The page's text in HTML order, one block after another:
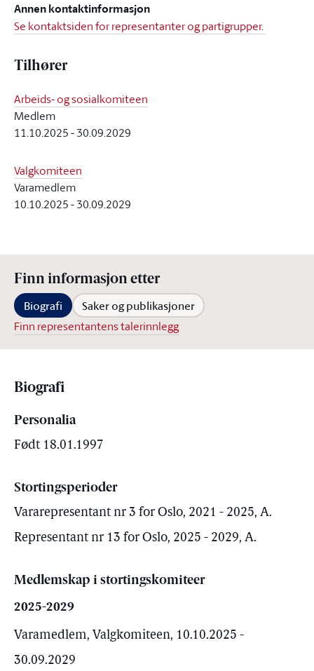
Annen kontaktinformasjon
Se kontaktsiden for representanter og partigrupper.
Tilhører
Arbeids- og sosialkomiteen
Medlem
11.10.2025-30.09.2029
Valgkomiteen
Varamedlem
10.10.2025-30.09.2029
Finn informasjon etter
Biografi Saker og publikasjoner
Finn representantens talerinnlegg
Biografi
Personalia
Født 18.01.1997
Stortingsperioder
Vararepresentant nr 3 for Oslo, 2021 - 2025, A.
Representant nr 13 for Oslo, 2025 - 2029, A.
Medlemskap i stortingskomiteer
2025-2029
Varamedlem, Valgkomiteen, 10.10.2025 -
30.09.2029